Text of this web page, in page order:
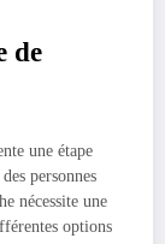
de
une étape
personnes
nécessite une
options